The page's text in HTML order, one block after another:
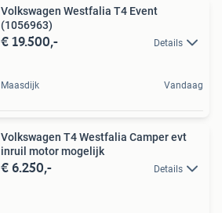
Volkswagen Westfalia T4 Event
(1056963)
€ 19.500,- Details
Maasdijk Vandaag
Volkswagen T4 Westfalia Camper evt
inruil motor mogelijk
€ 6.250,- Details